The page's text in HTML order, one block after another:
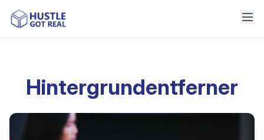
Hintergrundentferner